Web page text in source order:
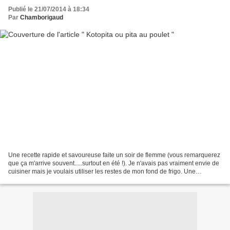
Publié le 21/07/2014 à 18:34
Par Chamborigaud
Une recette rapide et savoureuse faite un soir de flemme (vous remarquerez
que ça m'arrive souvent.....surtout en été !). Je n'avais pas vraiment envie de
cuisiner mais je voulais utiliser les restes de mon fond de frigo. Une